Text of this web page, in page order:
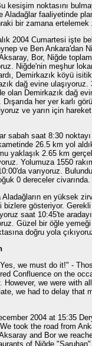
kesişim noktasını
Aladağlar faaliyetinde
bir zamana ertelemek
2004 Cumartesi işte
ve Ben Ankara'dan
Bor, Niğde
Niğde'nin meşhur
Demirkazık köyü
dağ evine
olan Demirkazık dağ
Dışarıda her yer karlı
ve yarın için
sabah saat 8:30
26.5 km yol
yaklaşık 2.65 km
Yolumuza 1550
varıyoruz.
0 dereceler civarında.
Aladağların en yüksek
gösteriyor. Gerekli
saat 10:45'te
Güzel bir öğle
doğru yola
we must do it!" -
Confluence on the
However, we were with
we had to delay that
2004 at 15:35
took the road from
and Bor we
of Niğde